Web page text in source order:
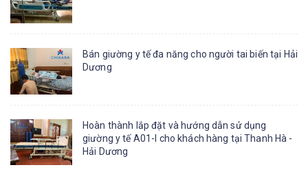
Bán giường y tế đa năng cho người tai biến tại Hải
Dương
Hoàn thành lắp đặt và hướng dẫn sử dụng
giường y tế A01-I cho khách hàng tại Thanh Hà -
Hải Dương